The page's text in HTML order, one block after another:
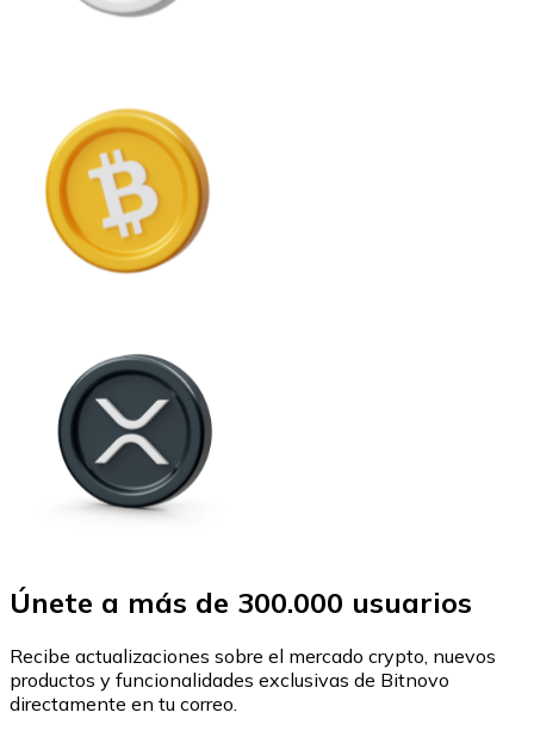
Únete a más de 300.000 usuarios
Recibe actualizaciones sobre el mercado crypto, nuevos
productos y funcionalidades exclusivas de Bitnovo
directamente en tu correo.